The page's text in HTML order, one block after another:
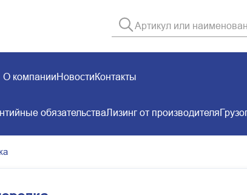
О компанииНовостиКонтакты
обязательстваЛизинг от производителя